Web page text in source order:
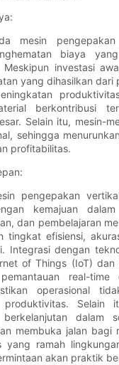
mesin
biaya
investasi
yang dihasilkan dari
berkontribusi
Selain itu, mesin-
sehingga
profitabilitas.
pengepakan
kemajuan
dan pembelajaran
tingkat efisiensi,
Integrasi dengan
of Things (IoT) dan
real-time
operasional
produktivitas. Selain
berkelanjutan dalam
membuka jalan bagi
yang ramah
akan praktik